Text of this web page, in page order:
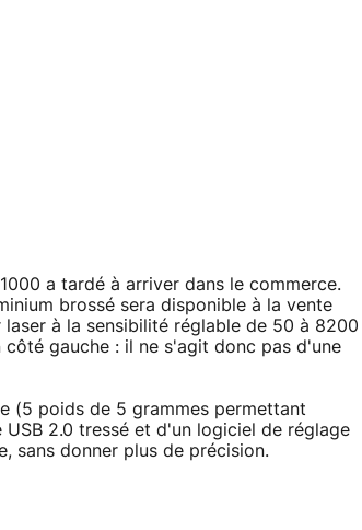
a tardé à arriver dans le commerce.
brossé sera disponible à la vente
à la sensibilité réglable de 50 à 8200
gauche : il ne s'agit donc pas d'une
(5 poids de 5 grammes permettant
2.0 tressé et d'un logiciel de réglage
sans donner plus de précision.